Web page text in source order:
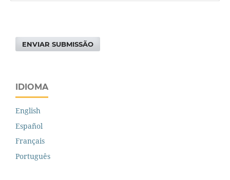
ENVIAR SUBMISSÃO
IDIOMA
English
Español
Français
Português